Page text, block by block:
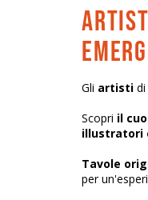
Gli artisti
Scopri il
illustratori
Tavole
per